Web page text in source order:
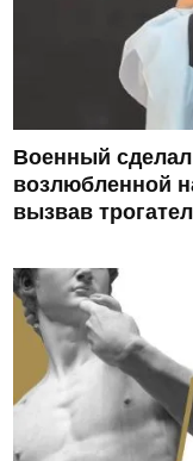
Военный
возлюбленной
вызвав